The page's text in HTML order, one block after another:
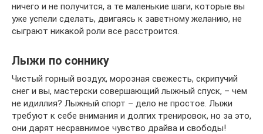
ничего и не получится, а те маленькие шаги, которые вы
уже успели сделать, двигаясь к заветному желанию, не
сыграют никакой роли все расстроится.
Лыжи по соннику
Чистый горный воздух, морозная свежесть, скрипучий
снег и вы, мастерски совершающий лыжный спуск, – чем
не идиллия? Лыжный спорт – дело не простое. Лыжи
требуют к себе внимания и долгих тренировок, но за это,
они дарят несравнимое чувство драйва и свободы!